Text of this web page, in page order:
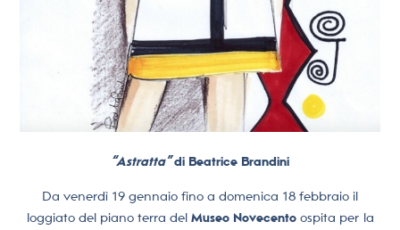
“Astratta”di Beatrice Brandini
Da venerdì 19 gennaio fino a domenica 18 febbraio il
loggiato del piano terra del Museo Novecentoospita per la